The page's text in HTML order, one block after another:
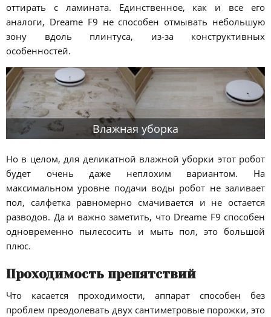
оттирать с ламината. Единственное, как и все его
аналоги, Dreame F9 не способен отмывать небольшую
зону вдоль плинтуса, из-за конструктивных
особенностей.
Влажная уборка
Но в целом, для деликатной влажной уборки этот робот
будет очень даже неплохим вариантом. На
максимальном уровне подачи воды робот не заливает
пол, салфетка равномерно смачивается и не остается
разводов. Да и важно заметить, что Dreame F9 способен
одновременно пылесосить и мыть пол, это большой
плюс.
Проходимость препятствий
Что касается проходимости, аппарат способен без
проблем преодолевать двух сантиметровые порожки, это